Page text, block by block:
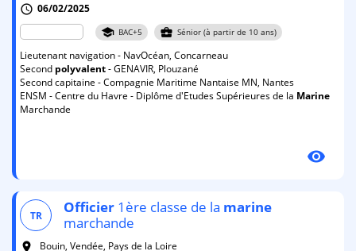
schedule 06/02/2025
school BAC+5 business_center Sénior (à partir de 10 ans)
Lieutenant navigation - NavOcéan, Concarneau
Second polyvalent- GENAVIR, Plouzané
Second capitaine - Compagnie Maritime Nantaise MN, Nantes
ENSM - Centre du Havre - Diplôme d'Etudes Supérieures de la Marine
Marchande
visibility
TR Officier 1ère classe de la marine
marchande
room Bouin, Vendée, Pays de la Loire